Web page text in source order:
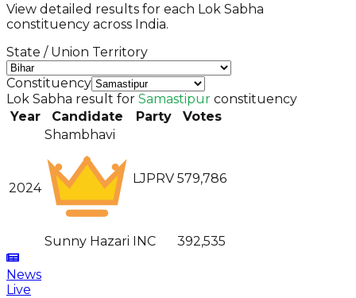
View detailed results for each Lok Sabha
constituency across India.
State / Union Territory
Constituency
Lok Sabha result for Samastipur constituency
Year
Candidate Party Votes
2024
Shambhavi
LJPRV 579,786
Sunny Hazari INC 392,535
News
Live